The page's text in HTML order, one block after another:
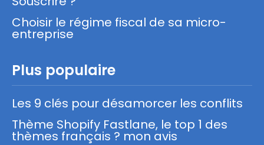
Choisir le régime fiscal de sa micro-
entreprise
Plus populaire
Les 9 clés pour désamorcer les conflits
Thème Shopify Fastlane, le top 1 des
thèmes français ? mon avis